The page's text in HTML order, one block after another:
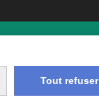
Tout refuser